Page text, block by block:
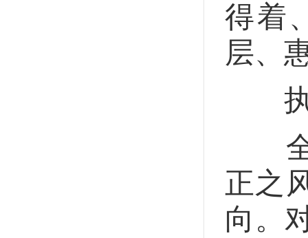
得着
层、
执
全
正之
向。